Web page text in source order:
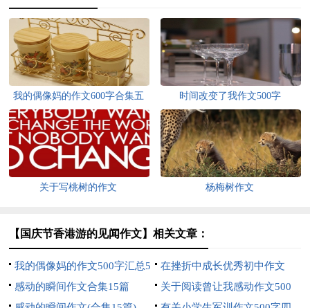
我的偶像妈的作文600字合集五
篇
时间改变了我作文500字
关于写桃树的作文 杨梅树作文
【国庆节香港游的见闻作文】相关文章：
我的偶像妈的作文500字汇总5
篇
在挫折中成长优秀初中作文
感动的瞬间作文合集15篇
关于阅读曾让我感动作文500